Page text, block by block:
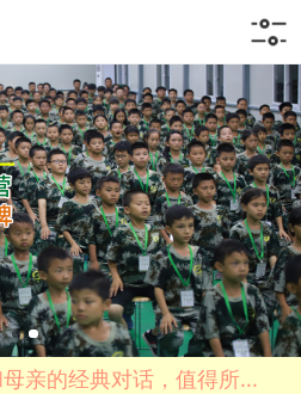
亲的经典对话，值得所...